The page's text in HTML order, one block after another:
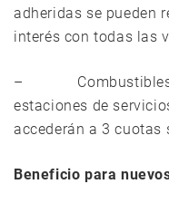
adheridas se pueden
interés con todas las
– Combustibles:
estaciones de
accederán a 3 cuotas
Beneficio para